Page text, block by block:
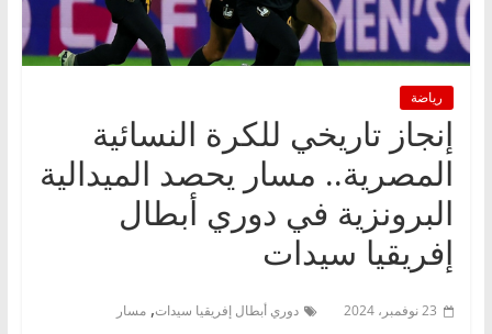
رياضة
إنجاز تاريخي للكرة النسائية
المصرية.. مسار يحصد الميدالية
البرونزية في دوري أبطال
إفريقيا سيدات
23 نوفمبر، 2024 دوري أبطال إفريقيا سيدات, مسار